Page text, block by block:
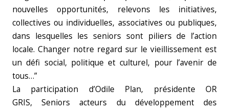
nouvelles opportunités, relevons les initiatives,
collectives ou individuelles, associatives ou publiques,
dans lesquelles les seniors sont piliers de l’action
locale. Changer notre regard sur le vieillissement est
un défi social, politique et culturel, pour l’avenir de
tous…”
La participation d’Odile Plan, présidente OR
GRIS, Seniors acteurs du développement des